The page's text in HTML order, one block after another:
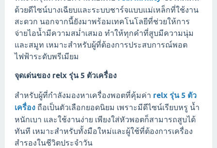
ด้วยดีไซน์บางเฉียบและระบบชาร์จแบบแม่เหล็กที่ใช้งาน
สะดวก นอกจากนี้ยังมาพร้อมเทคโนโลยีที่ช่วยให้การ
จ่ายไอน้ำมีความสม่ำเสมอ ทำให้ทุกคำที่สูบมีความนุ่ม
และสมูท เหมาะสำหรับผู้ที่ต้องการประสบการณ์พอต
ไฟฟ้าระดับพรีเมียม
จุดเด่นของ relx รุ่น 5 ตัวเครื่อง
สำหรับผู้ที่กำลังมองหาเครื่องพอตที่คุ้มค่า relx รุ่น 5 ตัว
เครื่อง ถือเป็นตัวเลือกยอดนิยม เพราะมีดีไซน์เรียบหรู น้ำ
หนักเบา และใช้งานง่าย เพียงใส่หัวพอตก็สามารถสูบได้
ทันที เหมาะสำหรับทั้งมือใหม่และผู้ใช้ที่ต้องการเครื่อง
สำรองในชีวิตประจำวัน